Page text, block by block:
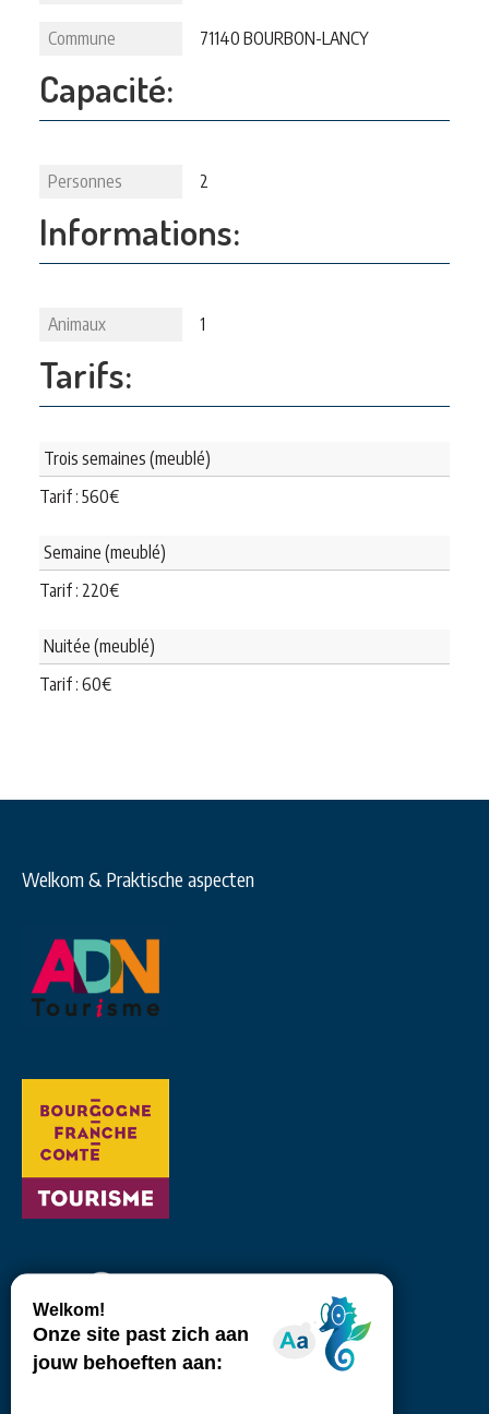
Commune 71140 BOURBON-LANCY
Capacité:
Personnes 2
Informations:
Animaux 1
Tarifs:
Trois semaines (meublé)
Tarif : 560€
Semaine (meublé)
Tarif : 220€
Nuitée (meublé)
Tarif : 60€
Welkom & Praktische aspecten